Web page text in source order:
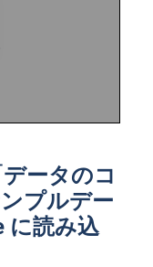
ータのコ
プルデー
に読み込